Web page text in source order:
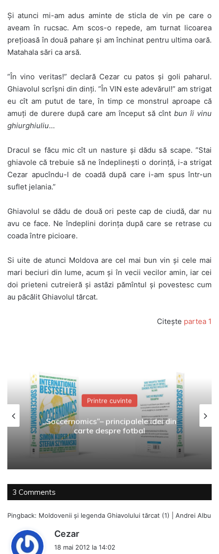
Și atunci mi-am adus aminte de sticla de vin pe care o
aveam în rucsac. Am scos-o repede, am turnat licoarea
prețioasă în două pahare și am închinat pentru ultima oară.
Matahala sări ca arsă.
”În vino veritas!” declară Cezar cu patos și goli paharul.
Ghiavolul scrîșni din dinți. ”În VIN este adevărul!” am strigat
eu cît am putut de tare, în timp ce monstrul aproape că
amuți de durere după care am început să cînt bun îi vinu
ghiurghiuliu…
Dracul se făcu mic cît un nasture și dădu să scape. ”Stai
ghiavole că trebuie să ne îndeplinești o dorință, i-a strigat
Cezar apucîndu-l de coadă după care i-am spus într-un
suflet jelania.”
Ghiavolul se dădu de două ori peste cap de ciudă, dar nu
avu ce face. Ne îndeplini dorința după care se retrase cu
coada între picioare.
Si uite de atunci Moldova are cel mai bun vin și cele mai
mari beciuri din lume, acum și în vecii vecilor amin, iar cei
doi prieteni cutreieră și astăzi pămîntul și povestesc cum
au păcălit Ghiavolul tărcat.
Citeşte partea 1
Printre cuvinte
„Soccernomics”– principalele idei din
carte despre fotbal
3 Comments
Pingback: Moldovenii și legenda Ghiavolului tărcat (1) | Andrei Albu
Cezar
p
18 mai 2012 la 14:02